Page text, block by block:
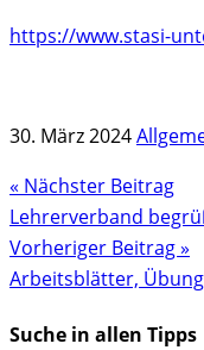
https://www.stasi-
30. März 2024
« Nächster Beitrag
Lehrerverband
Vorheriger Beitrag »
Arbeitsblätter,
Suche in allen Tipps